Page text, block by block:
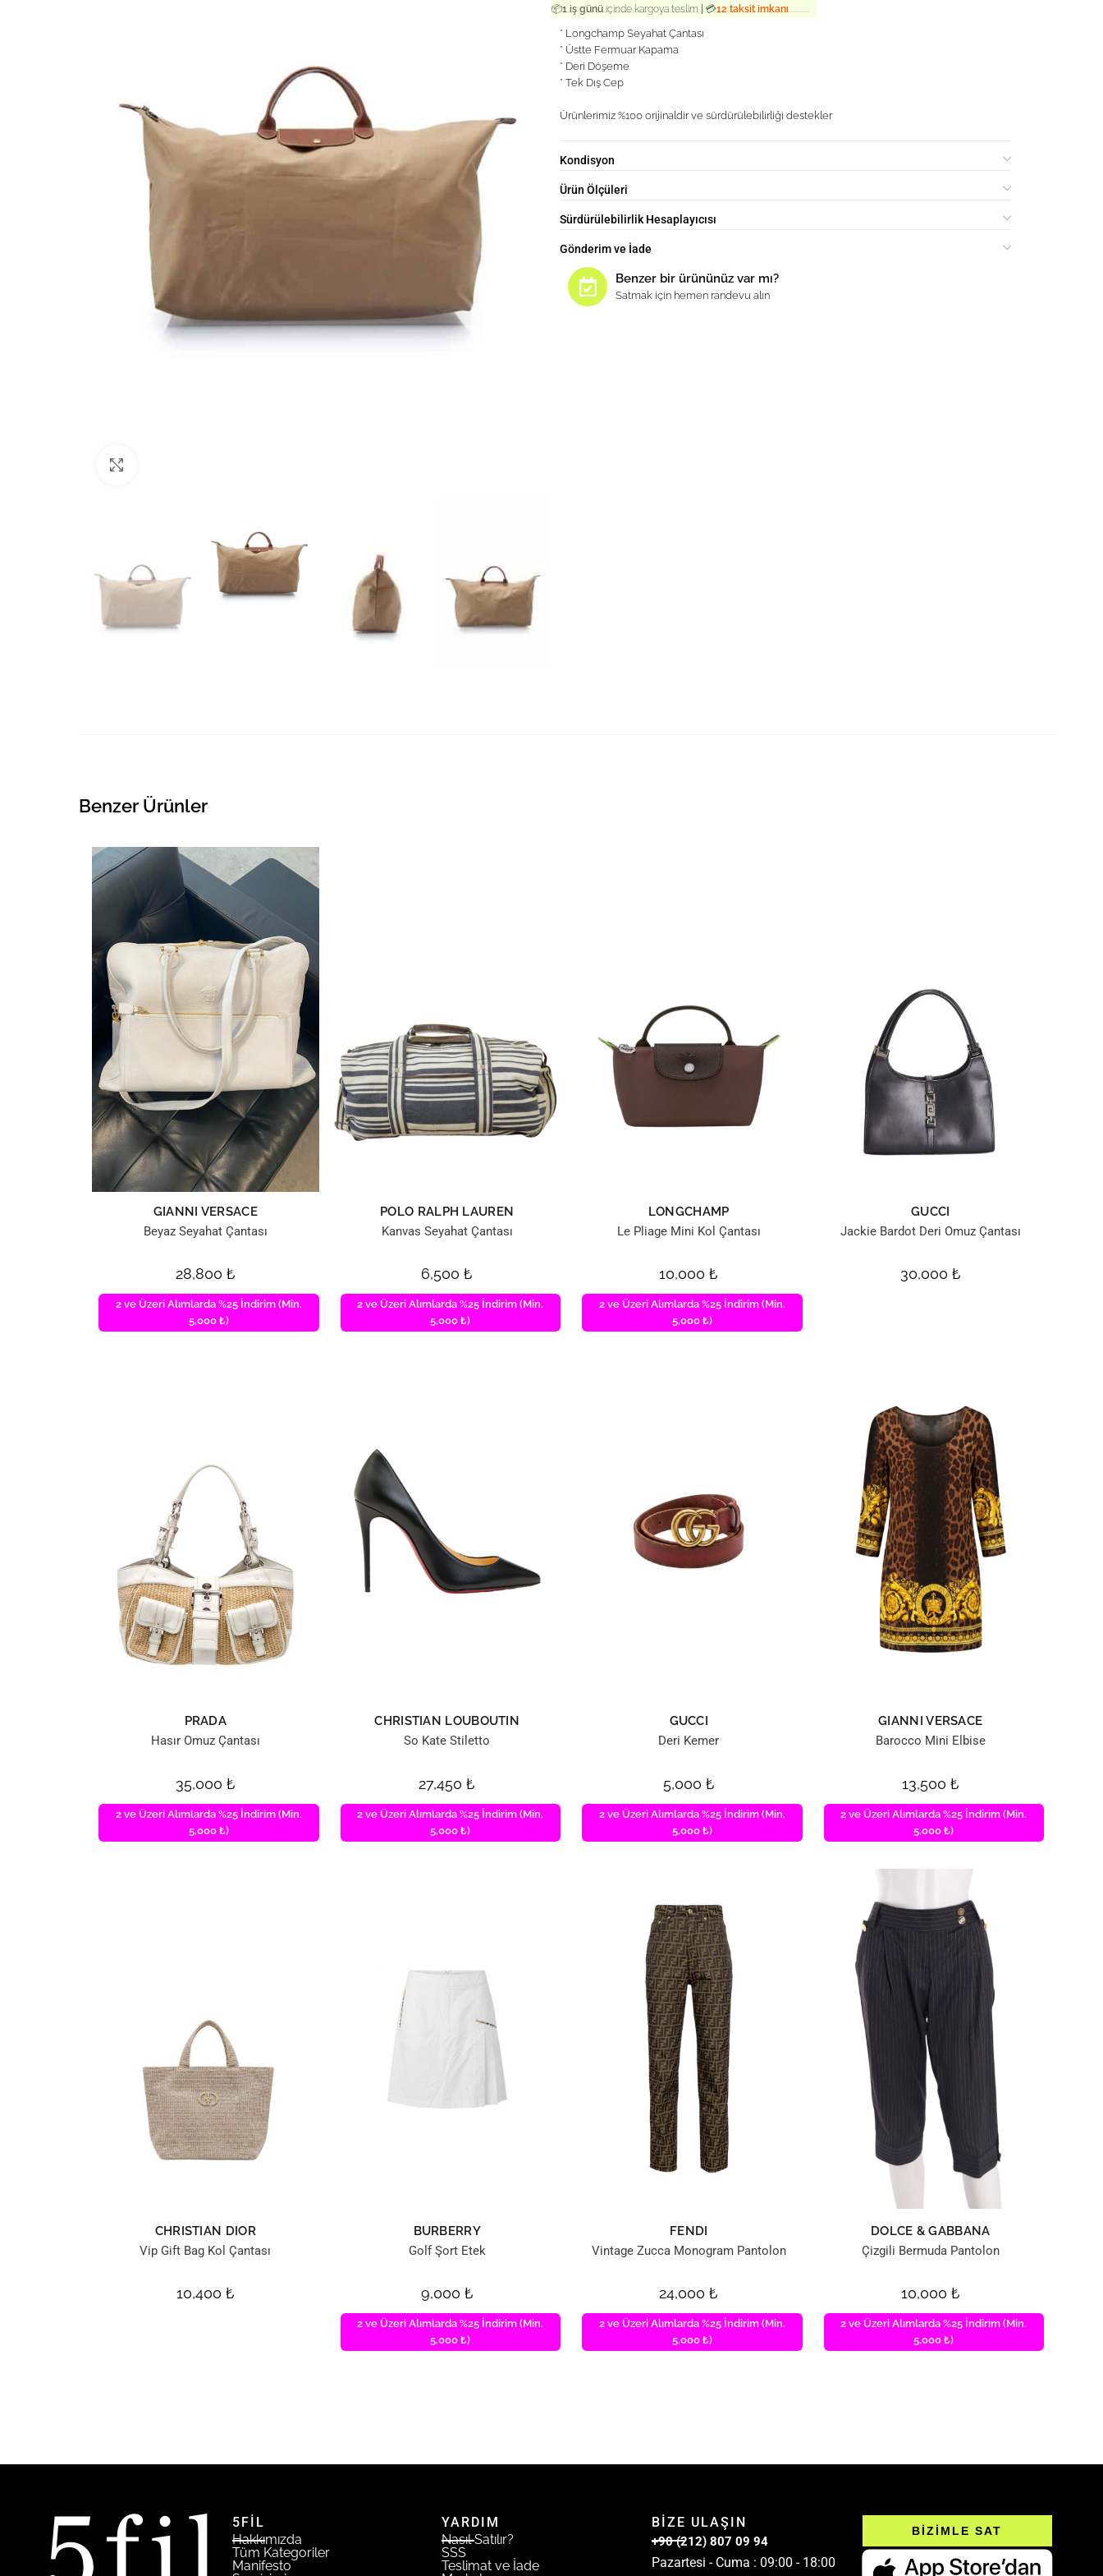
📦1 iş günüiçinde kargoya teslim|💳12 taksit imkanı
* Longchamp Seyahat Çantası
* Üstte Fermuar Kapama
* Deri Döşeme
* Tek Dış Cep
Ürünlerimiz %100 orijinaldir ve sürdürülebilirliği destekler
Kondisyon
Ürün Ölçüleri
Sürdürülebilirlik Hesaplayıcısı
Gönderim ve İade
Benzer bir ürününüz var mı?
Satmak için hemen randevu alın
Benzer Ürünler
GIANNI VERSACE
Beyaz Seyahat Çantası
28,800 ₺
2 ve Üzeri Alımlarda %25 İndirim (Min.
5,000 ₺)
POLO RALPH LAUREN
Kanvas Seyahat Çantası
6,500₺
2 ve Üzeri Alımlarda %25 İndirim (Min.
5,000 ₺)
LONGCHAMP
Le Pliage Mini Kol Çantası
10,000₺
2 ve Üzeri Alımlarda %25 İndirim (Min.
5,000 ₺)
GUCCI
Jackie Bardot Deri Omuz Çantası
30,000 ₺
PRADA
Hasır Omuz Çantası
35,000 ₺
2 ve Üzeri Alımlarda %25 İndirim (Min.
5,000 ₺)
CHRISTIAN LOUBOUTIN
So Kate Stiletto
27,450₺
2 ve Üzeri Alımlarda %25 İndirim (Min.
5,000 ₺)
GUCCI
Deri Kemer
5,000 ₺
2 ve Üzeri Alımlarda %25 İndirim (Min.
5,000 ₺)
GIANNI VERSACE
Barocco Mini Elbise
13,500 ₺
2 ve Üzeri Alımlarda %25 İndirim (Min.
5,000 ₺)
CHRISTIAN DIOR
Vip Gift Bag Kol Çantası
10,400 ₺
BURBERRY
Golf Şort Etek
9,000 ₺
2 ve Üzeri Alımlarda %25 İndirim (Min.
5,000 ₺)
FENDI
Vintage Zucca Monogram Pantolon
24,000₺
2 ve Üzeri Alımlarda %25 İndirim (Min.
5,000 ₺)
DOLCE & GABBANA
Çizgili Bermuda Pantolon
10,000 ₺
2 ve Üzeri Alımlarda %25 İndirim (Min.
5,000 ₺)
5FİL
Hakkımızda
Tüm Kategoriler
Manifesto
YARDIM
Nasıl Satılır?
SSS
Teslimat ve İade
BİZE ULAŞIN
+90 (212) 807 09 94
Pazartesi - Cuma : 09:00 - 18:00
BİZİMLE SAT